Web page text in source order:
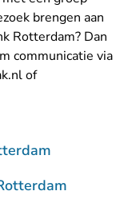
brengen aan
Rotterdam? Dan
communicatie via
- U verlaat
of